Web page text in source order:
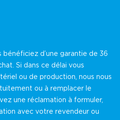
bénéficiez d’une garantie de 36
Si dans ce délai vous
ou de production, nous nous
ou à remplacer le
une réclamation à formuler,
avec votre revendeur ou